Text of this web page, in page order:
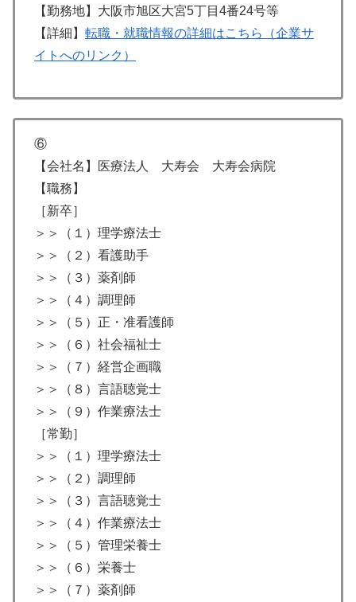
【勤務地】大阪市旭区大宮5丁目4番24号等
【詳細】 転職・就職情報の詳細はこちら（企業サ
イトへのリンク）
⑥
【会社名】医療法人 大寿会 大寿会病院
【職務】
［新卒］
＞＞（１）理学療法士
＞＞（２）看護助手
＞＞（３）薬剤師
＞＞（４）調理師
＞＞（５）正・准看護師
＞＞（６）社会福祉士
＞＞（７）経営企画職
＞＞（８）言語聴覚士
＞＞（９）作業療法士
［常勤］
＞＞（１）理学療法士
＞＞（２）調理師
＞＞（３）言語聴覚士
＞＞（４）作業療法士
＞＞（５）管理栄養士
＞＞（６）栄養士
＞＞（７）薬剤師